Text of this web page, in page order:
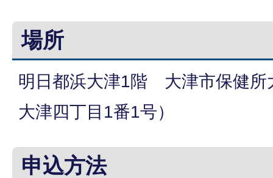
場所
明日都浜大津1階 大津市保健
大津四丁目1番1号）
申込方法